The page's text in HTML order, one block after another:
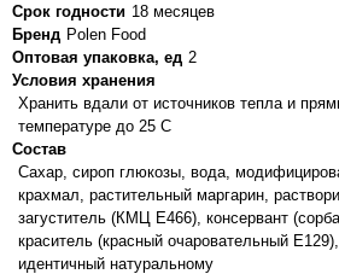
Срок годности 18 месяцев
Бренд Polen Food
Оптовая упаковка, ед 2
Условия хранения
Хранить вдали от источников тепла и
температуре до 25 С
Состав
Сахар, сироп глюкозы, вода,
крахмал, растительный маргарин,
загуститель (КМЦ E466), консервант
краситель (красный очаровательный
идентичный натуральному